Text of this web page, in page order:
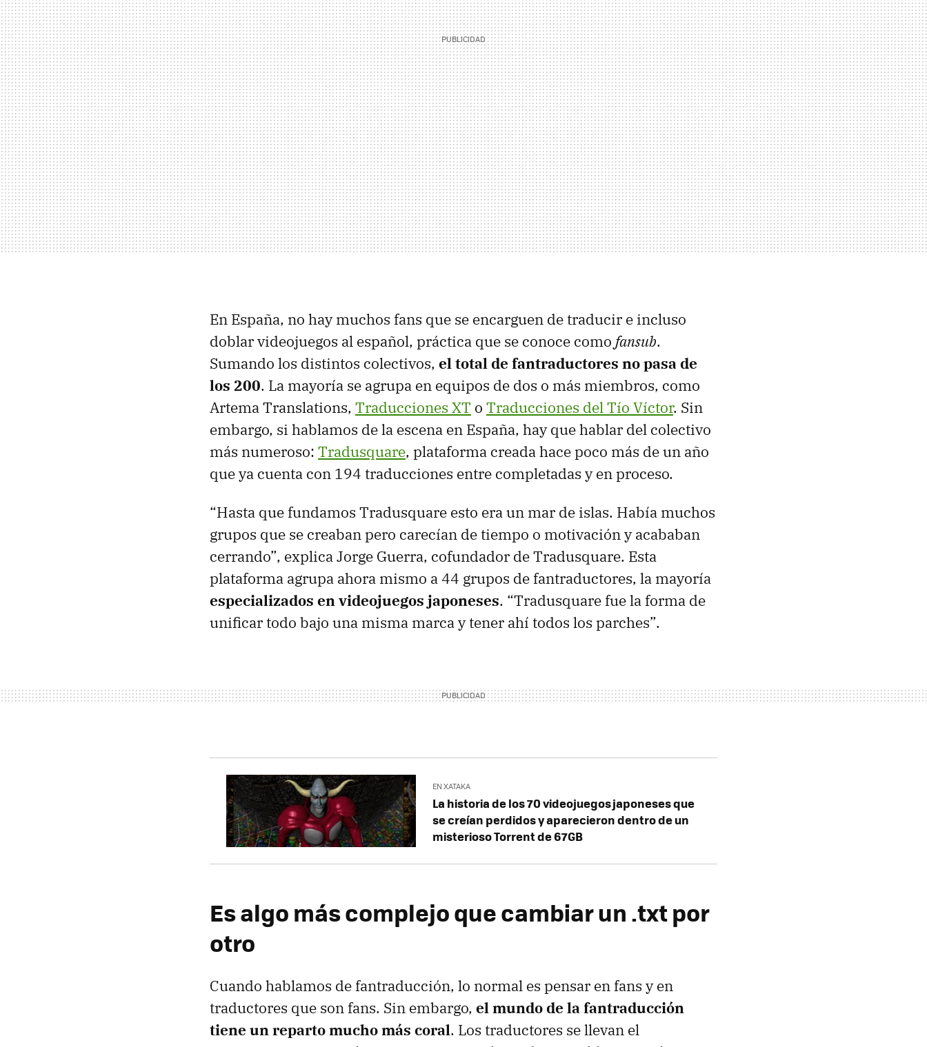
En España, no hay muchos fans que se encarguen de traducir e incluso
doblar videojuegos al español, práctica que se conoce como fansub.
Sumando los distintos colectivos, el total de fantraductores no pasa de
los 200. La mayoría se agrupa en equipos de dos o más miembros, como
Artema Translations, Traducciones XT o Traducciones del Tío Víctor. Sin
embargo, si hablamos de la escena en España, hay que hablar del colectivo
más numeroso: Tradusquare, plataforma creada hace poco más de un año
que ya cuenta con 194 traducciones entre completadas y en proceso.
“Hasta que fundamos Tradusquare esto era un mar de islas. Había muchos
grupos que se creaban pero carecían de tiempo o motivación y acababan
cerrando”, explica Jorge Guerra, cofundador de Tradusquare. Esta
plataforma agrupa ahora mismo a 44 grupos de fantraductores, la mayoría
especializados en videojuegos japoneses. “Tradusquare fue la forma de
unificar todo bajo una misma marca y tener ahí todos los parches”.
EN XATAKA
La historia de los 70 videojuegos japoneses que
se creían perdidos y aparecieron dentro de un
misterioso Torrent de 67GB
Es algo más complejo que cambiar un .txt por
otro
Cuando hablamos de fantraducción, lo normal es pensar en fans y en
traductores que son fans. Sin embargo, el mundo de la fantraducción
tiene un reparto mucho más coral. Los traductores se llevan el